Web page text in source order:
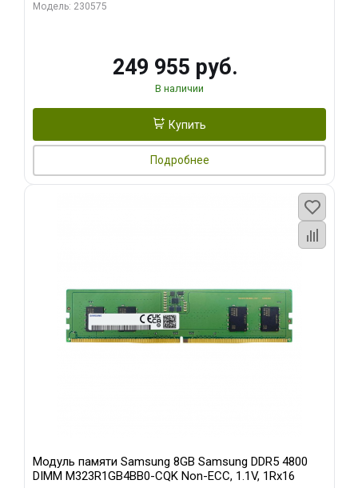
Модель: 230575
249 955 руб.
В наличии
Купить
Подробнее
Модуль памяти Samsung 8GB Samsung DDR5 4800
DIMM M323R1GB4BB0-CQK Non-ECC, 1.1V, 1Rx16